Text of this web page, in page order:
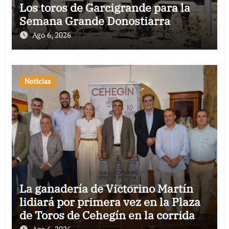
Los toros de Garcigrande para la
Semana Grande Donostiarra
Ago 6, 2026
Noticias
La ganadería de Victorino Martín
lidiará por primera vez en la Plaza
de Toros de Cehegín en la corrida